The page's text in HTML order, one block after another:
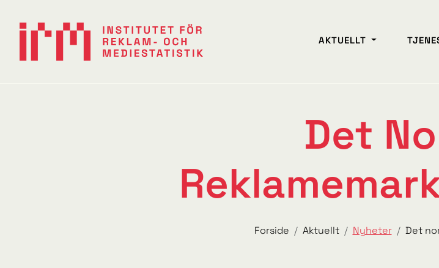
AKTUELLT
Det
Forside Aktuellt Nyheter Det